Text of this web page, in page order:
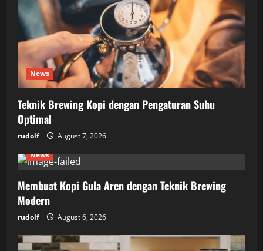
News
Teknik Brewing Kopi dengan Pengaturan Suhu
Optimal
rudolf
August 7, 2026
News
Membuat Kopi Gula Aren dengan Teknik Brewing
Modern
rudolf August 6, 2026